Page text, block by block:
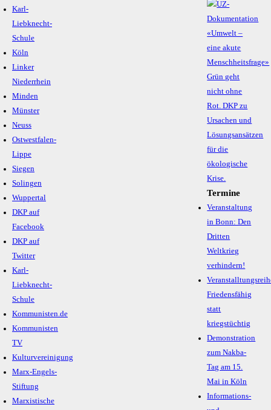
Karl-
Liebknecht-
Schule
Köln
Linker
Niederrhein
Minden
Münster
Neuss
Ostwestfalen-
Lippe
Siegen
Solingen
Wuppertal
DKP auf
Facebook
DKP auf
Twitter
Karl-
Liebknecht-
Schule
Kommunisten.de
Kommunisten
TV
Kulturvereinigung
Marx-Engels-
Stiftung
Marxistische
Termine
Veranstaltung
in Bonn: Den
Dritten
Weltkrieg
verhindern!
Friedensfähig
statt
kriegstüchtig
Demonstration
zum Nakba-
Tag am 15.
Mai in Köln
Informations-